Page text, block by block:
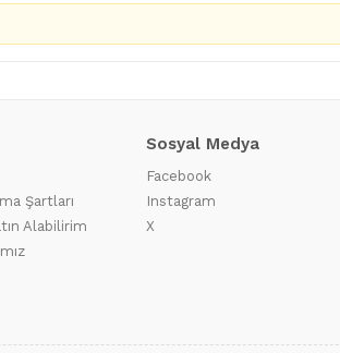
Şartları
Alabilirim
Sosyal Medya
Facebook
Instagram
X